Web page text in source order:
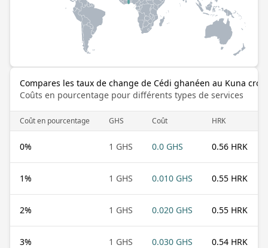
Compares les taux de change de Cédi ghanéen au Kuna
Coûts en pourcentage pour différents types de services
Coût en pourcentage GHS Coût HRK
0% 1 GHS 0.0 GHS 0.56 HRK
1% 1 GHS 0.010 GHS 0.55 HRK
2% 1 GHS 0.020 GHS 0.55 HRK
3% 1 GHS 0.030 GHS 0.54 HRK